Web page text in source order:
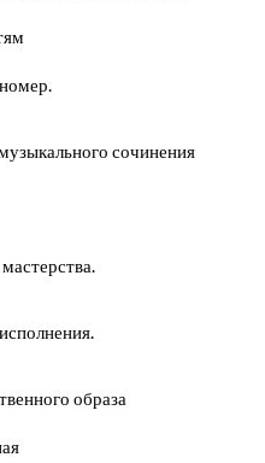
сочинения
образа